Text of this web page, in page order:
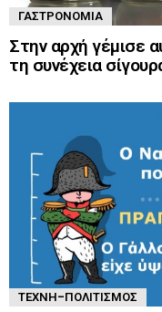
ΓΑΣΤΡΟΝΟΜΊΑ
Στην αρχή γέμισε
τη συνέχεια
ΤΈΧΝΗ-ΠΟΛΙΤΙΣΜΌΣ